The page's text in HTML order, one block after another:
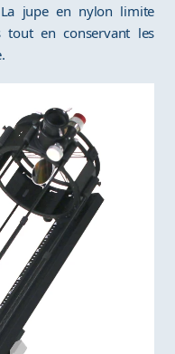
jupe en nylon limite
tout en conservant les